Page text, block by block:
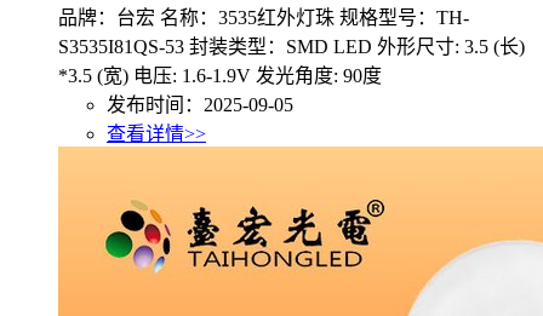
品牌：台宏 名称：3535红外灯珠 规格型号：TH-
S3535I81QS-53 封装类型：SMD LED 外形尺寸: 3.5 (长)
*3.5 (宽) 电压: 1.6-1.9V 发光角度: 90度
发布时间：2025-09-05
查看详情>>